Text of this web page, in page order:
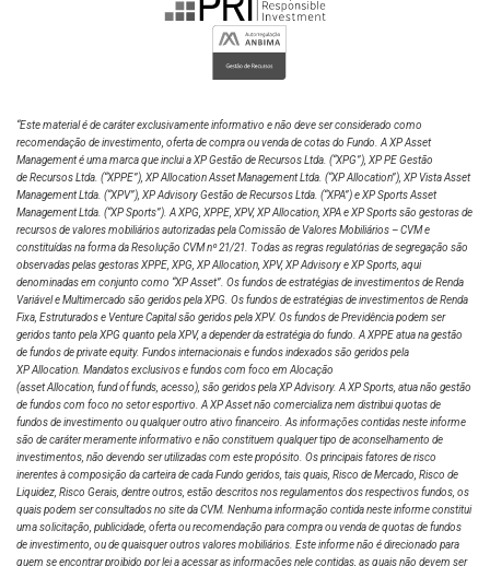
Thais Prado
Portfolio ManagerI
Regina Moraes
Analista
Davi Fontenele
Analista
Sergio Batelo
“Este material é de caráter exclusivamente informativo e não deve ser considerado como
recomendação de investimento, oferta de compra ou venda de cotas do Fundo. A XP Asset
Management é uma marca que inclui a XP Gestão de Recursos Ltda. (“XPG”), XP PE Gestão
de Recursos Ltda. (“XPPE”), XP Allocation Asset Management Ltda. (“XP Allocation”), XP Vista Asset
Management Ltda. (“XPV”), XP Advisory Gestão de Recursos Ltda. (“XPA”) e XP Sports Asset
Management Ltda. (“XP Sports”). A XPG, XPPE, XPV, XP Allocation, XPA e XP Sports são gestoras de
recursos de valores mobiliários autorizadas pela Comissão de Valores Mobiliários – CVM e
constituídas na forma da Resolução CVM nº 21/21. Todas as regras regulatórias de segregação são
observadas pelas gestoras XPPE, XPG, XP Allocation, XPV, XP Advisory e XP Sports, aqui
denominadas em conjunto como “XP Asset”. Os fundos de estratégias de investimentos de Renda
Variável e Multimercado são geridos pela XPG. Os fundos de estratégias de investimentos de Renda
Fixa, Estruturados e Venture Capital são geridos pela XPV. Os fundos de Previdência podem ser
geridos tanto pela XPG quanto pela XPV, a depender da estratégia do fundo. A XPPE atua na gestão
de fundos de private equity. Fundos internacionais e fundos indexados são geridos pela
XP Allocation. Mandatos exclusivos e fundos com foco em Alocação
(asset Allocation, fund of funds, acesso), são geridos pela XP Advisory. A XP Sports, atua não gestão
de fundos com foco no setor esportivo. A XP Asset não comercializa nem distribui quotas de
fundos de investimento ou qualquer outro ativo financeiro. As informações contidas neste informe
são de caráter meramente informativo e não constituem qualquer tipo de aconselhamento de
investimentos, não devendo ser utilizadas com este propósito. Os principais fatores de risco
inerentes à composição da carteira de cada Fundo geridos, tais quais, Risco de Mercado, Risco de
Liquidez, Risco Gerais, dentre outros, estão descritos nos regulamentos dos respectivos fundos, os
quais podem ser consultados no site da CVM. Nenhuma informação contida neste informe constitui
uma solicitação, publicidade, oferta ou recomendação para compra ou venda de quotas de fundos
de investimento, ou de quaisquer outros valores mobiliários. Este informe não é direcionado para
quem se encontrar proibido por lei a acessar as informações nele contidas, as quais não devem ser